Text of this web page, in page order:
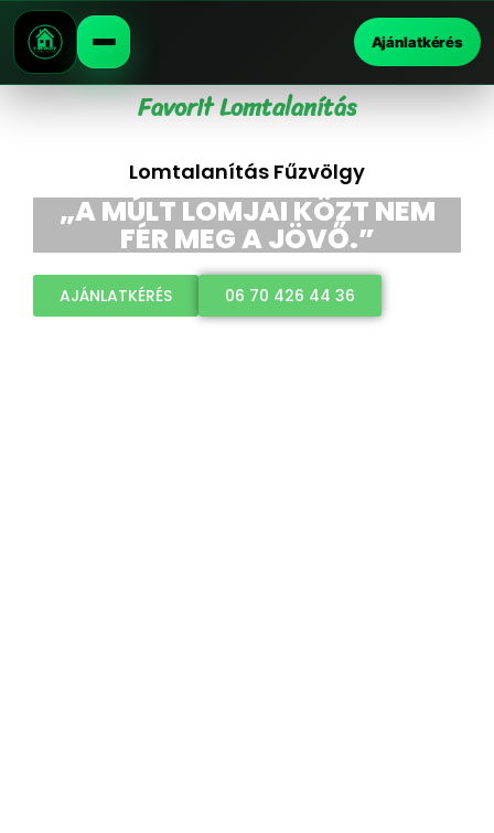
Ajánlatkérés
Favorit Lomtalanítás
Lomtalanítás Fűzvölgy
„A MÚLT LOMJAI KÖZT NEM
FÉR MEG A JÖVŐ.”
AJÁNLATKÉRÉS 06 70 426 44 36